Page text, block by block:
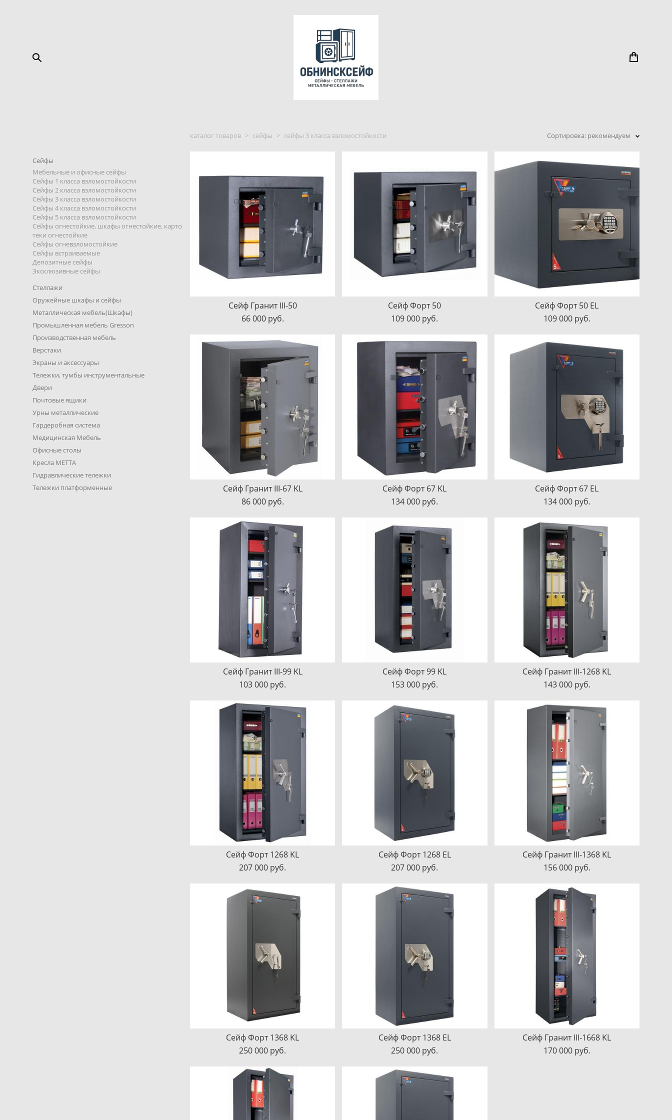
Сейфы
Мебельные и офисные сейфы
Сейфы 1 класса взломостойкости
Сейфы 2 класса взломостойкости
Сейфы 3 класса взломостойкости
Сейфы 4 класса взломостойкости
Сейфы 5 класса взломостойкости
Сейфы огнестойкие, шкафы огнестойкие, карто
теки огнестойкие
Сейфы огневзломостойкие
Сейфы встраиваемые
Депозитные сейфы
Эксклюзивные сейфы
Стеллажи
Оружейные шкафы и сейфы
Металлическая мебель(Шкафы)
Промышленная мебель Gresson
Производственная мебель
Верстаки
Экраны и аксессуары
Тележки, тумбы инструментальные
Двери
Почтовые ящики
Урны металлические
Гардеробная система
Медицинская Мебель
Офисные столы
Кресла METTA
Гидравлические тележки
Тележки платформенные
каталог товаров > сейфы > сейфы 3 класса взломостойкости Сортировка: рекомендуем
Сейф Гранит III-50
66 000 pуб.
Сейф Форт 50
109 000 pуб.
Сейф Форт 50 EL
109 000 pуб.
Сейф Гранит III-67 KL
86 000 pуб.
Сейф Форт 67 KL
134 000 pуб.
Сейф Форт 67 EL
134 000 pуб.
Сейф Гранит III-99 KL
103 000 pуб.
Сейф Форт 99 KL
153 000 pуб.
Сейф Гранит III-1268 KL
143 000 pуб.
Сейф Форт 1268 KL
207 000 pуб.
Сейф Форт 1268 EL
207 000 pуб.
Сейф Гранит III-1368 KL
156 000 pуб.
Сейф Форт 1368 KL
250 000 pуб.
Сейф Форт 1368 EL
250 000 pуб.
Сейф Гранит III-1668 KL
170 000 pуб.